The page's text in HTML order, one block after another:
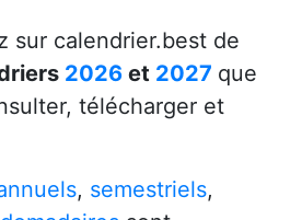
sur calendrier.best de
2026 et 2027 que
télécharger et
, semestriels,